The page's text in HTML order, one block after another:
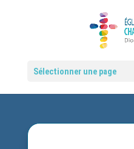
Sélectionner une page